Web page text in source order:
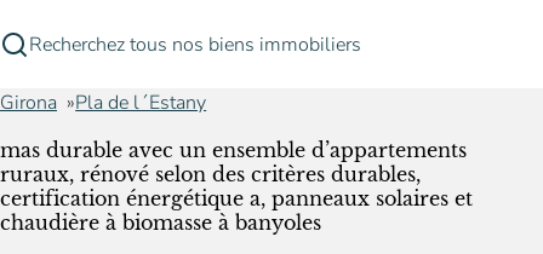
Recherchez tous nos biens immobiliers
Girona Pla de l´Estany
mas durable avec un ensemble d’appartements
ruraux, rénové selon des critères durables,
certification énergétique a, panneaux solaires et
chaudière à biomasse à banyoles